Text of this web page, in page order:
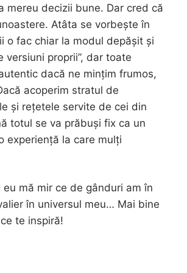
mereu decizii bune. Dar cred că
Atâta se vorbește în
o fac chiar la modul depășit și
versiuni proprii”, dar toate
dacă ne mințim frumos,
acoperim stratul de
și rețetele servite de cei din
totul se va prăbuși fix ca un
experiență la care mulți
mă mir ce de gânduri am în
în universul meu… Mai bine
te inspiră!